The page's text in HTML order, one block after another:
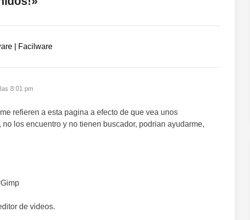
| Facilware
8:01 pm
refieren a esta pagina a efecto de que vea unos
los encuentro y no tienen buscador, podrian ayudarme,
de videos.